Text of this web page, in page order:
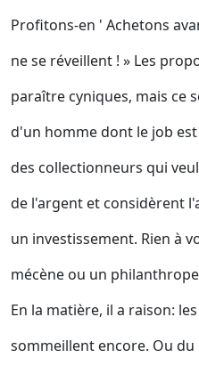
Profitons-en ' Achetons
ne se réveillent ! » Les
paraître cyniques, mais ce
d'un homme dont le job
des collectionneurs qui
de l'argent et considèrent
un investissement. Rien à
mécène ou un
En la matière, il a raison:
sommeillent encore. Ou